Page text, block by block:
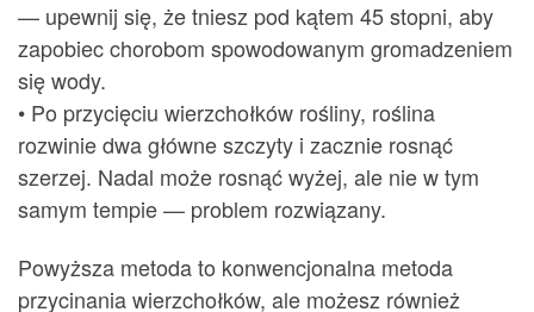
— upewnij się, że tniesz pod kątem 45 stopni, aby
zapobiec chorobom spowodowanym gromadzeniem
się wody.
• Po przycięciu wierzchołków rośliny, roślina
rozwinie dwa główne szczyty i zacznie rosnąć
szerzej. Nadal może rosnąć wyżej, ale nie w tym
samym tempie — problem rozwiązany.
Powyższa metoda to konwencjonalna metoda
przycinania wierzchołków, ale możesz również